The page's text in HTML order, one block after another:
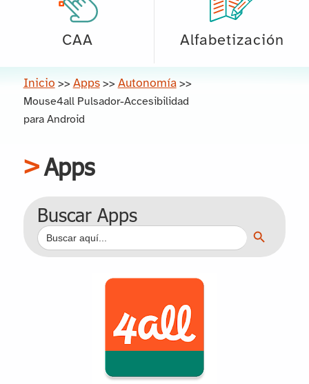
CAA Alfabetización
Inicio >> Apps >> Autonomía >>
Mouse4all Pulsador-Accesibilidad
para Android
Apps
Buscar Apps
Buscar: